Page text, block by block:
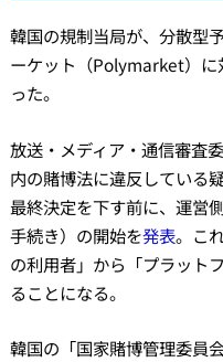
韓国の規制当局が、分散型
ーケット（Polymarket）に
った。
放送・メディア・通信審査
内の賭博法に違反している
最終決定を下す前に、運営
手続き）の開始を発表。こ
の利用者」から「プラット
ることになる。
韓国の「国家賭博管理委員